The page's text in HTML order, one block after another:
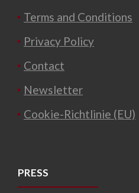
Terms and Conditions
Privacy Policy
Contact
Newsletter
Cookie-Richtlinie (EU)
PRESS